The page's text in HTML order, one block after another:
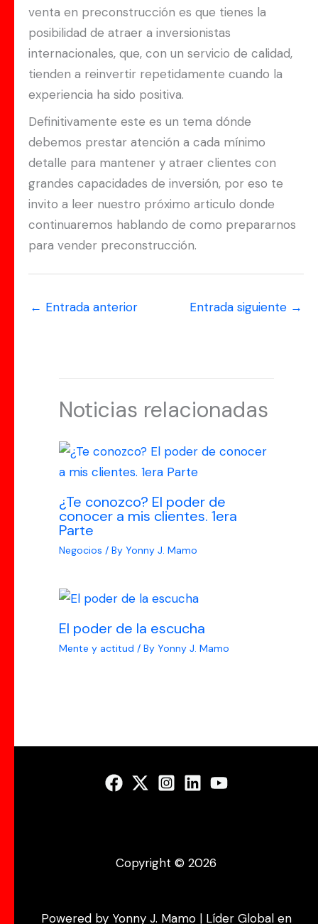
venta en preconstrucción es que tienes la
posibilidad de atraer a inversionistas
internacionales, que, con un servicio de calidad,
tienden a reinvertir repetidamente cuando la
experiencia ha sido positiva.
Definitivamente este es un tema dónde
debemos prestar atención a cada mínimo
detalle para mantener y atraer clientes con
grandes capacidades de inversión, por eso te
invito a leer nuestro próximo articulo donde
continuaremos hablando de como prepararnos
para vender preconstrucción.
← Entrada anterior Entrada siguiente →
Noticias relacionadas
¿Te conozco? El poder de
conocer a mis clientes. 1era
Parte
Negocios / By Yonny J. Mamo
El poder de la escucha
Mente y actitud / By Yonny J. Mamo
Copyright © 2026
Powered by Yonny J. Mamo | Líder Global en